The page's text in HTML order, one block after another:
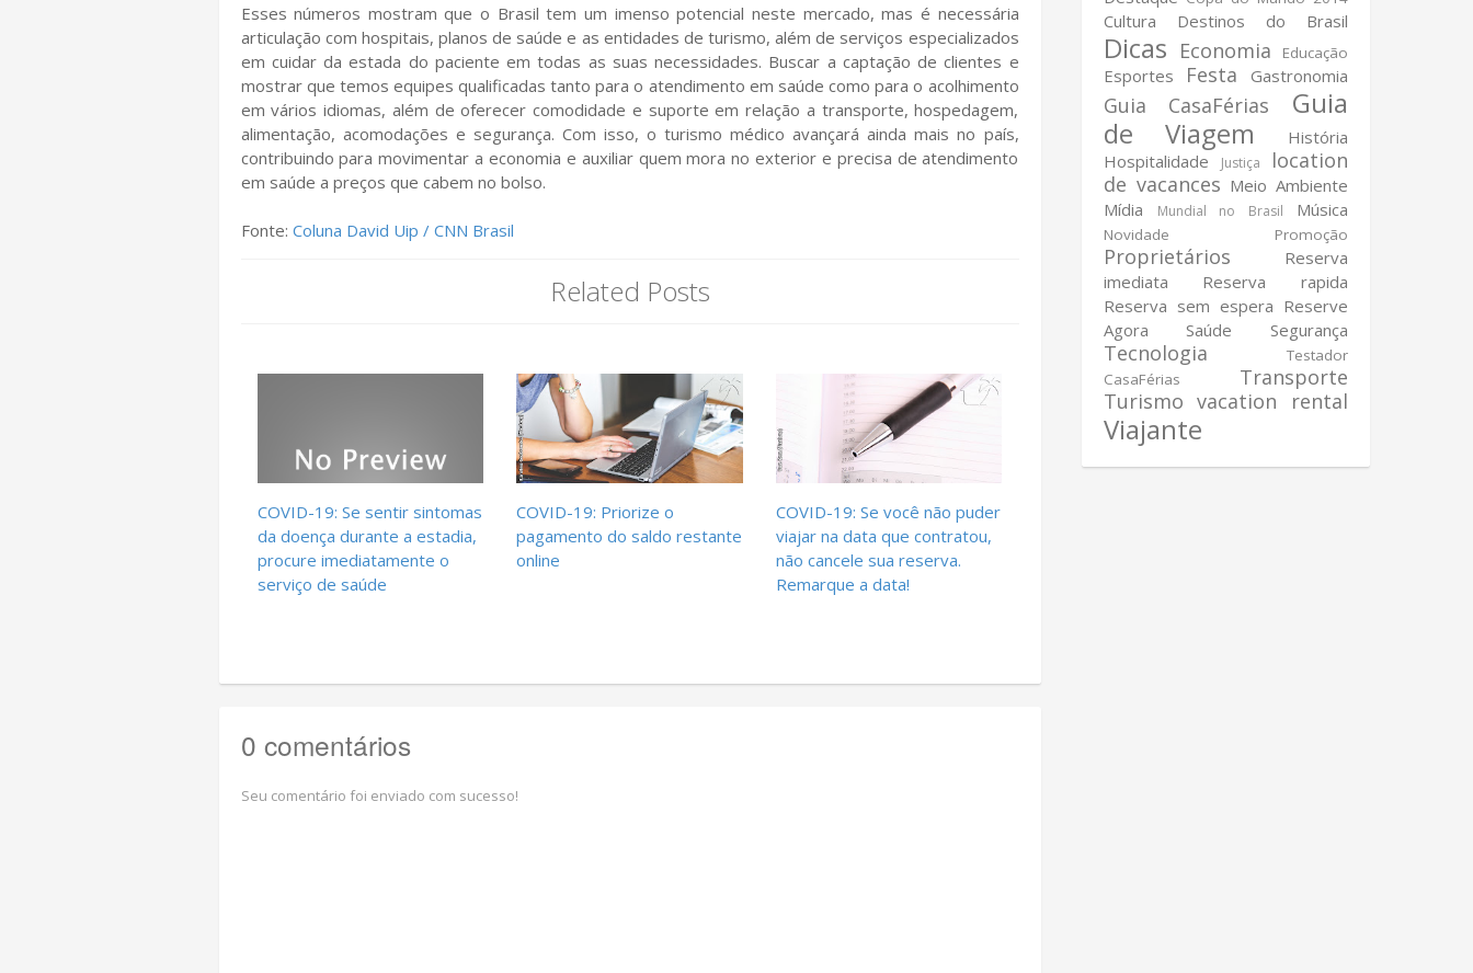
Esses números mostram que o Brasil tem um imenso potencial neste mercado, mas é necessária
articulação com hospitais, planos de saúde e as entidades de turismo, além de serviços especializados
em cuidar da estada do paciente em todas as suas necessidades. Buscar a captação de clientes e
mostrar que temos equipes qualificadas tanto para o atendimento em saúde como para o acolhimento
em vários idiomas, além de oferecer comodidade e suporte em relação a transporte, hospedagem,
alimentação, acomodações e segurança. Com isso, o turismo médico avançará ainda mais no país,
contribuindo para movimentar a economia e auxiliar quem mora no exterior e precisa de atendimento
em saúde a preços que cabem no bolso.
Fonte: Coluna David Uip / CNN Brasil
Related Posts
COVID-19: Se sentir sintomas
da doença durante a estadia,
procure imediatamente o
serviço de saúde
COVID-19: Priorize o
pagamento do saldo restante
online
COVID-19: Se você não puder
viajar na data que contratou,
não cancele sua reserva.
Remarque a data!
0 comentários
Seu comentário foi enviado com sucesso!
Cultura Destinos do Brasil
Dicas Economia Educação
Esportes Festa Gastronomia
Guia CasaFérias
Guia
de Viagem
História
Hospitalidade
Justiça
location
de vacances Meio Ambiente
Mídia
Mundial no Brasil Música
Novidade Promoção
Proprietários
Reserva
imediata
Reserva rapida
Reserva sem espera Reserve
Agora
Saúde Segurança
Tecnologia
Testador
CasaFérias
Transporte
Turismo vacation rental
Viajante